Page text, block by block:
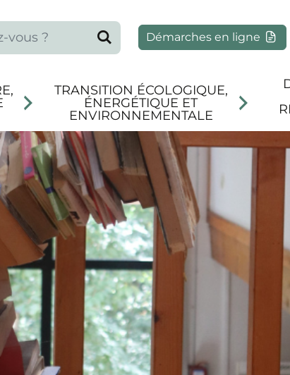
?
Rechercher
Démarches en ligne
TRANSITION ÉCOLOGIQUE,
ÉNERGÉTIQUE ET
ENVIRONNEMENTALE